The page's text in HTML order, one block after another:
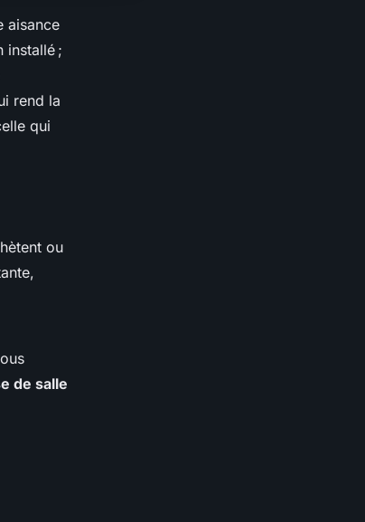
aisance
installé ;
rend la
qui
ou
de salle